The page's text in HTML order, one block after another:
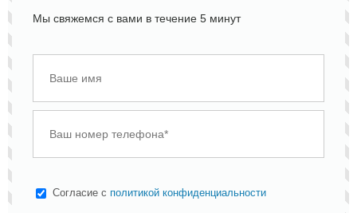
Мы свяжемся с вами в течение 5 минут
Cогласие с политикой конфиденциальности